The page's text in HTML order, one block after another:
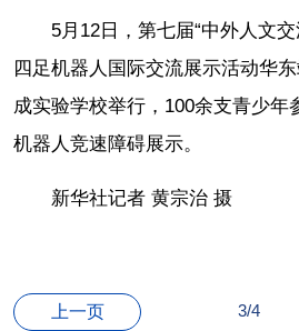
5月12日，第七届“中外人文
四足机器人国际交流展示活动华
成实验学校举行，100余支青少年
机器人竞速障碍展示。
新华社记者 黄宗治 摄
上一页 3/4